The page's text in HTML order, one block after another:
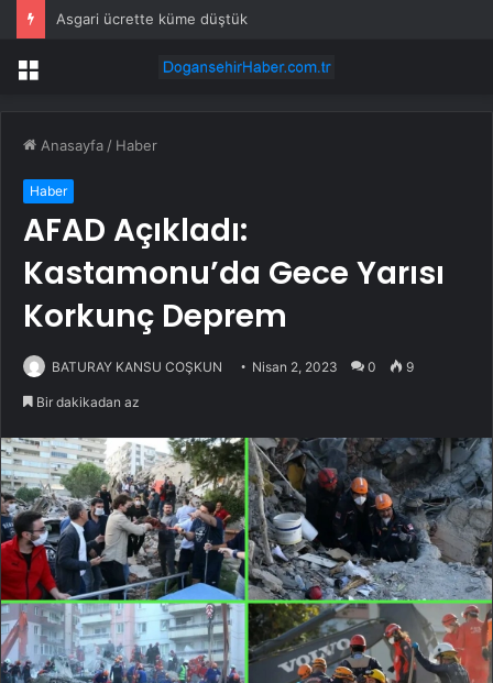
Asgari ücrette küme düştük
Menü
Anasayfa / Haber
Haber
AFAD Açıkladı:
Kastamonu’da Gece Yarısı
Korkunç Deprem
BATURAY KANSU COŞKUN Nisan 2, 2023 0 9
Bir dakikadan az